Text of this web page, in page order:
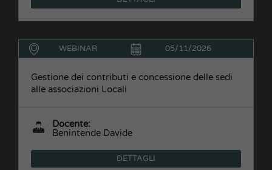
WEBINAR 05/11/2026
Gestione dei contributi e concessione delle sedi
alle associazioni Locali
Docente:
Benintende Davide
DETTAGLI